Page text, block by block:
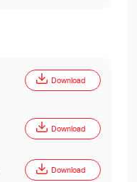
Download
Download
Download